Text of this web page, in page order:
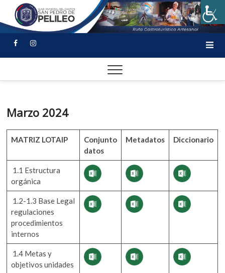
Marzo 2024
MATRIZ LOTAIP
Conjunto
datos
Metadatos Diccionario
1.1 Estructura
orgánica
1.2-1.3 Base Legal
regulaciones
procedimientos
internos
1.4 Metas y
objetivos unidades